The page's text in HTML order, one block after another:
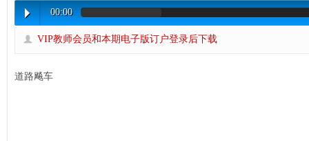
00:00
VIP教师会员和本期电子版订户登录后下载
道路飚车